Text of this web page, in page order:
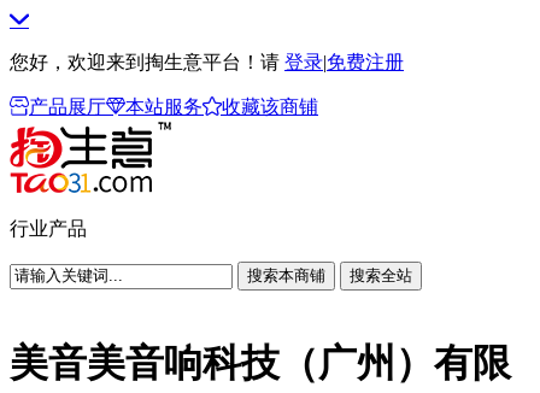
您好，欢迎来到掏生意平台！请 登录|免费注册
产品展厅 本站服务 收藏该商铺
行业产品
搜索本商铺 搜索全站
美音美音响科技（广州）有限